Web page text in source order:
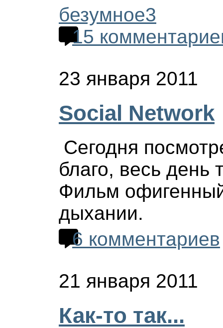
безумное3
15
23 января 2011
Social Network
Сегодня
благо, весь день
Фильм
дыхании.
6 комментариев
21 января 2011
Как-то так...